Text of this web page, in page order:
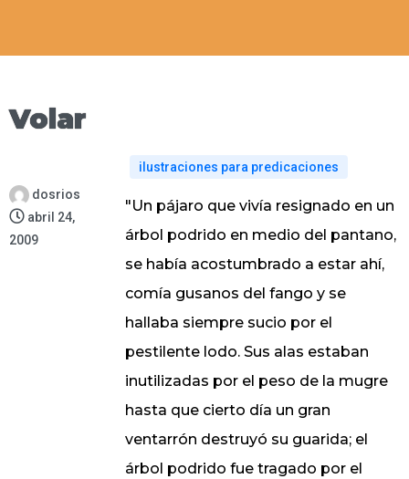
Volar
dosrios
abril 24,
2009
ilustraciones para predicaciones
"Un pájaro que vivía resignado en un
árbol podrido en medio del pantano,
se había acostumbrado a estar ahí,
comía gusanos del fango y se
hallaba siempre sucio por el
pestilente lodo. Sus alas estaban
inutilizadas por el peso de la mugre
hasta que cierto día un gran
ventarrón destruyó su guarida; el
árbol podrido fue tragado por el